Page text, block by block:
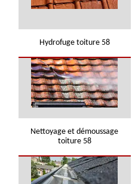
Hydrofuge toiture 58
Nettoyage et démoussage
toiture 58